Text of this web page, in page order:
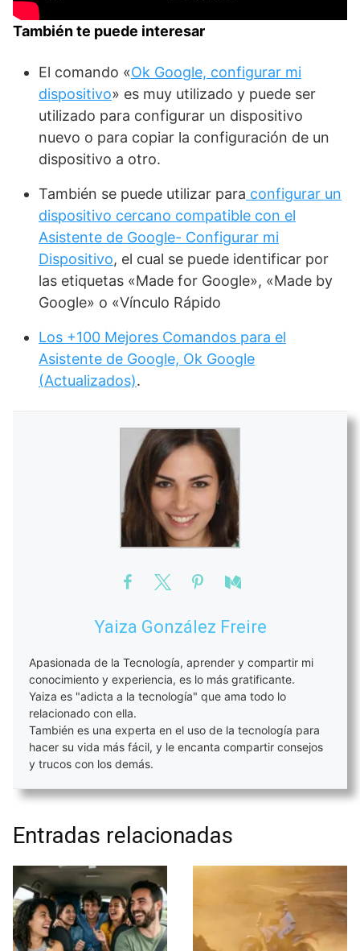
También te puede interesar
El comando «Ok Google, configurar mi
dispositivo» es muy utilizado y puede ser
utilizado para configurar un dispositivo
nuevo o para copiar la configuración de un
dispositivo a otro.
También se puede utilizar para configurar un
dispositivo cercano compatible con el
Asistente de Google- Configurar mi
Dispositivo, el cual se puede identificar por
las etiquetas «Made for Google», «Made by
Google» o «Vínculo Rápido
Los +100 Mejores Comandos para el
Asistente de Google, Ok Google
(Actualizados).
Yaiza González Freire
Apasionada de la Tecnología, aprender y compartir mi
conocimiento y experiencia, es lo más gratificante.
Yaiza es "adicta a la tecnología" que ama todo lo
relacionado con ella.
También es una experta en el uso de la tecnología para
hacer su vida más fácil, y le encanta compartir consejos
y trucos con los demás.
Entradas relacionadas